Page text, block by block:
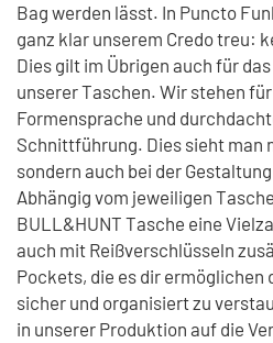
Bag werden lässt. In Puncto
ganz klar unserem Credo treu:
Dies gilt im Übrigen auch für
unserer Taschen. Wir stehen
Formensprache und
Schnittführung. Dies sieht man
sondern auch bei der
Abhängig vom jeweiligen
BULL&HUNT Tasche eine
auch mit Reißverschlüsseln
Pockets, die es dir ermöglichen
sicher und organisiert zu
in unserer Produktion auf die